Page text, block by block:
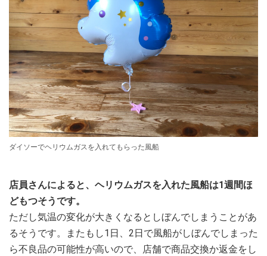
ダイソーでヘリウムガスを入れてもらった風船
店員さんによると、ヘリウムガスを入れた風船は1週間ほ
どもつそうです。
ただし気温の変化が大きくなるとしぼんでしまうことがあ
るそうです。またもし1日、2日で風船がしぼんでしまった
ら不良品の可能性が高いので、店舗で商品交換か返金をし